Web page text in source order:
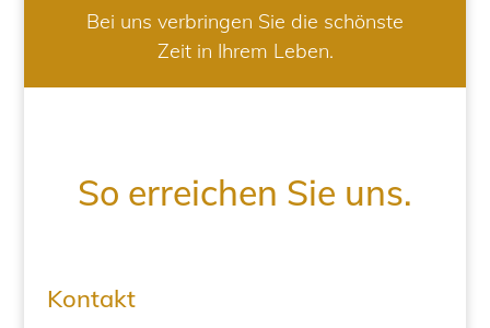
Bei uns verbringen Sie die schönste
Zeit in Ihrem Leben.
So erreichen Sie uns.
Kontakt